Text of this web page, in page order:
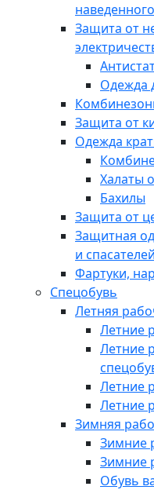
Защита от
Одежда
Защита от
Одежда
Халаты
Бахилы
Защита от
Защитная
и спасателей
Фартуки,
Спецобувь
Летняя
Летние
Летние
Летние
Летние
Зимняя
Зимние
Зимние
Обувь